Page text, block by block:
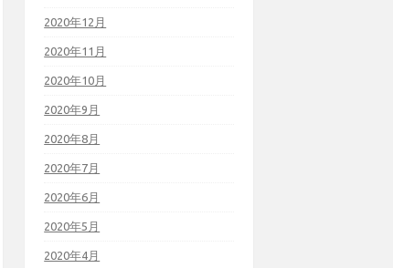
2020年12月
2020年11月
2020年10月
2020年9月
2020年8月
2020年7月
2020年6月
2020年5月
2020年4月